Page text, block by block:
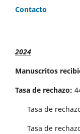
Contacto
2024
Manuscritos
Tasa de rechazo:
Tasa de rechazo
Tasa de